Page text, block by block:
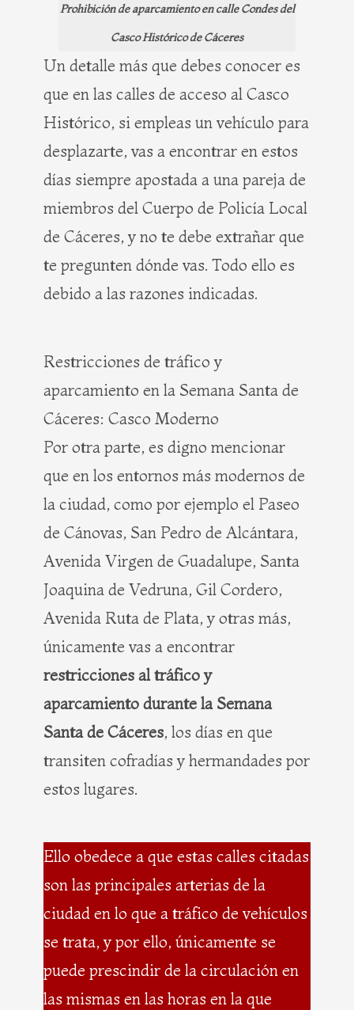
Prohibición de aparcamiento en calle Condes del
Casco Histórico de Cáceres
Un detalle más que debes conocer es
que en las calles de acceso al Casco
Histórico, si empleas un vehículo para
desplazarte, vas a encontrar en estos
días siempre apostada a una pareja de
miembros del Cuerpo de Policía Local
de Cáceres, y no te debe extrañar que
te pregunten dónde vas. Todo ello es
debido a las razones indicadas.
Restricciones de tráfico y
aparcamiento en la Semana Santa de
Cáceres: Casco Moderno
Por otra parte, es digno mencionar
que en los entornos más modernos de
la ciudad, como por ejemplo el Paseo
de Cánovas, San Pedro de Alcántara,
Avenida Virgen de Guadalupe, Santa
Joaquina de Vedruna, Gil Cordero,
Avenida Ruta de Plata, y otras más,
únicamente vas a encontrar
restricciones al tráfico y
aparcamiento durante la Semana
Santa de Cáceres, los días en que
transiten cofradías y hermandades por
estos lugares.
Ello obedece a que estas calles citadas
son las principales arterias de la
ciudad en lo que a tráfico de vehículos
se trata, y por ello, únicamente se
puede prescindir de la circulación en
las mismas en las horas en la que